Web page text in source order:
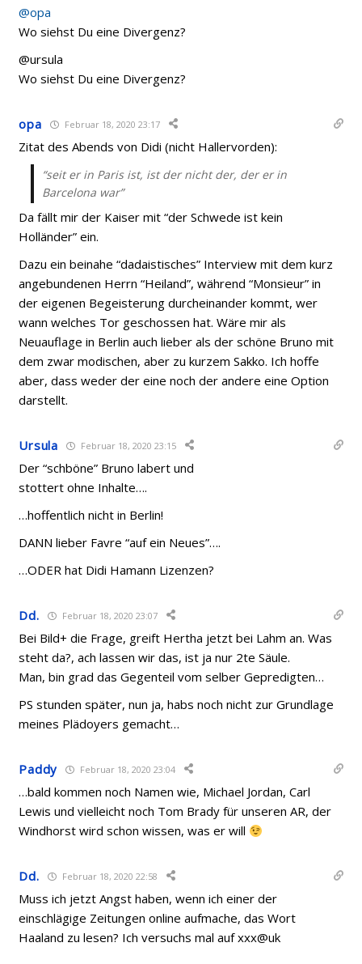
@opa
Wo siehst Du eine Divergenz?
@ursula
Wo siehst Du eine Divergenz?
opa Februar 18, 2020 23:17
Zitat des Abends von Didi (nicht Hallervorden):
“seit er in Paris ist, ist der nicht der, der er in
Barcelona war”
Da fällt mir der Kaiser mit “der Schwede ist kein
Holländer” ein.
Dazu ein beinahe “dadaistisches” Interview mit dem kurz
angebundenen Herrn “Heiland”, während “Monsieur” in
der eigenen Begeisterung durcheinander kommt, wer
wann welches Tor geschossen hat. Wäre mir als
Neuauflage in Berlin auch lieber als der schöne Bruno mit
dem zwar modischen, aber zu kurzem Sakko. Ich hoffe
aber, dass weder der eine noch der andere eine Option
darstellt.
Ursula Februar 18, 2020 23:15
Der “schböne” Bruno labert und
stottert ohne Inhalte….
…hoffentlich nicht in Berlin!
DANN lieber Favre “auf ein Neues”….
…ODER hat Didi Hamann Lizenzen?
Dd. Februar 18, 2020 23:07
Bei Bild+ die Frage, greift Hertha jetzt bei Lahm an. Was
steht da?, ach lassen wir das, ist ja nur 2te Säule.
Man, bin grad das Gegenteil vom selber Gepredigten…
PS stunden später, nun ja, habs noch nicht zur Grundlage
meines Plädoyers gemacht…
Paddy Februar 18, 2020 23:04
…bald kommen noch Namen wie, Michael Jordan, Carl
Lewis und vielleicht noch Tom Brady für unseren AR, der
Windhorst wird schon wissen, was er will
Dd. Februar 18, 2020 22:58
Muss ich jetzt Angst haben, wenn ich einer der
einschlägige Zeitungen online aufmache, das Wort
Haaland zu lesen? Ich versuchs mal auf xxx@uk